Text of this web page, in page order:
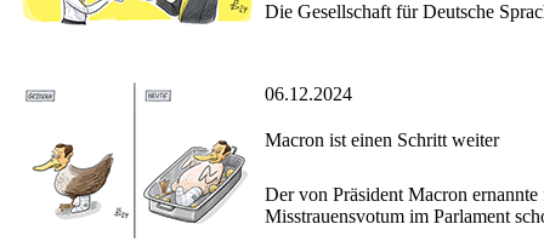
Die Gesellschaft für Deutsche
06.12.2024
Macron ist einen Schritt weiter
Der von Präsident Macron
Misstrauensvotum im Parlament